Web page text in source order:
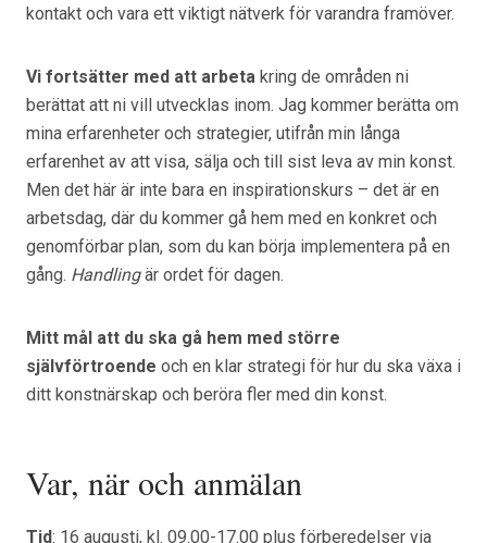
kontakt och vara ett viktigt nätverk för varandra framöver.
Vi fortsätter med att arbeta kring de områden ni
berättat att ni vill utvecklas inom. Jag kommer berätta om
mina erfarenheter och strategier, utifrån min långa
erfarenhet av att visa, sälja och till sist leva av min konst.
Men det här är inte bara en inspirationskurs – det är en
arbetsdag, där du kommer gå hem med en konkret och
genomförbar plan, som du kan börja implementera på en
gång. Handlingär ordet för dagen.
Mitt mål att du ska gå hem med större
självförtroende och en klar strategi för hur du ska växa i
ditt konstnärskap och beröra fler med din konst.
Var, när och anmälan
Tid: 16 augusti, kl. 09.00-17.00 plus förberedelser via